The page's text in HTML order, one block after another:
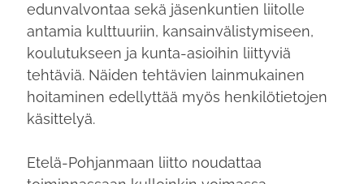
edunvalvontaa sekä jäsenkuntien liitolle
antamia kulttuuriin, kansainvälistymiseen,
koulutukseen ja kunta-asioihin liittyviä
tehtäviä. Näiden tehtävien lainmukainen
hoitaminen edellyttää myös henkilötietojen
käsittelyä.
Etelä-Pohjanmaan liitto noudattaa